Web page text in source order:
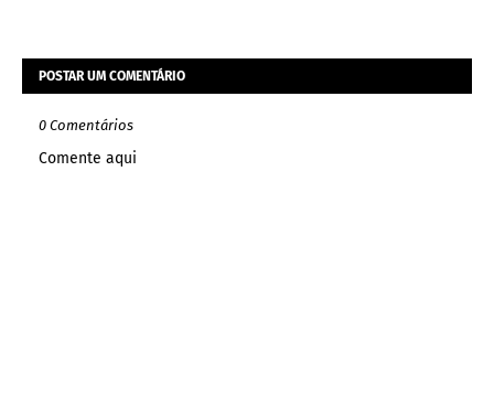
POSTAR UM COMENTÁRIO
0 Comentários
Comente aqui